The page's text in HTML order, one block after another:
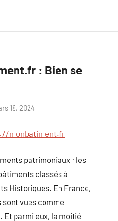
: Bien se
18, 2024
monbatiment.fr
patrimoniaux : les
classés à
Historiques. En France,
vues comme
Et parmi eux, la moitié